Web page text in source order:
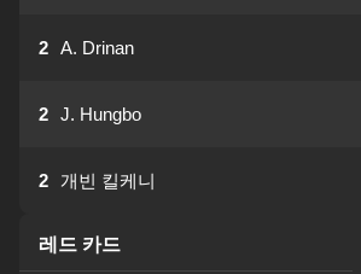
2 A. Drinan
2 J. Hungbo
2 개빈 킬케니
레드 카드